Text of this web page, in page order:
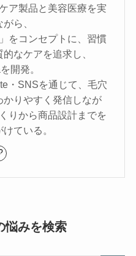
ア製品と美容医療を実
ら、
をコンセプトに、習慣
なケアを追求し、
開発。
・SNSを通じて、毛穴
りやすく発信しなが
りから商品設計までを
ている。
悩みを検索